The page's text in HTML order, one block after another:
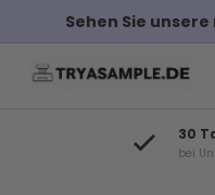
Sehen Sie
30
bei